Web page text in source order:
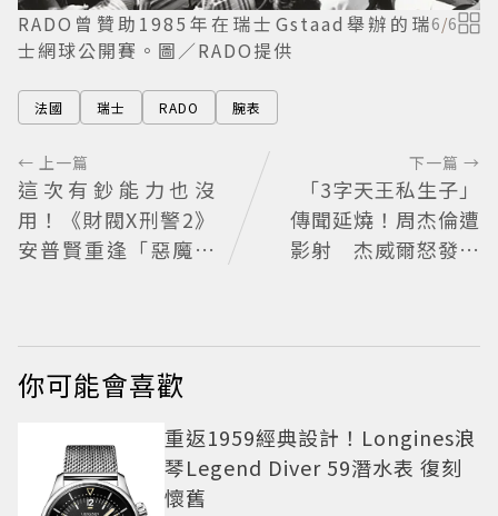
RADO曾贊助1985年在瑞士Gstaad舉辦的瑞
士網球公開賽。圖／RADO提供
6/6
法國 瑞士 RADO 腕表
← 上一篇
這次有鈔能力也沒
用！《財閥X刑警2》
安普賢重逢「惡魔教
下一篇 →
「3字天王私生子」
傳聞延燒！周杰倫遭
影射 杰威爾怒發聲
你可能會喜歡
重返1959經典設計！Longines浪
琴Legend Diver 59潛水表 復刻
懷舊